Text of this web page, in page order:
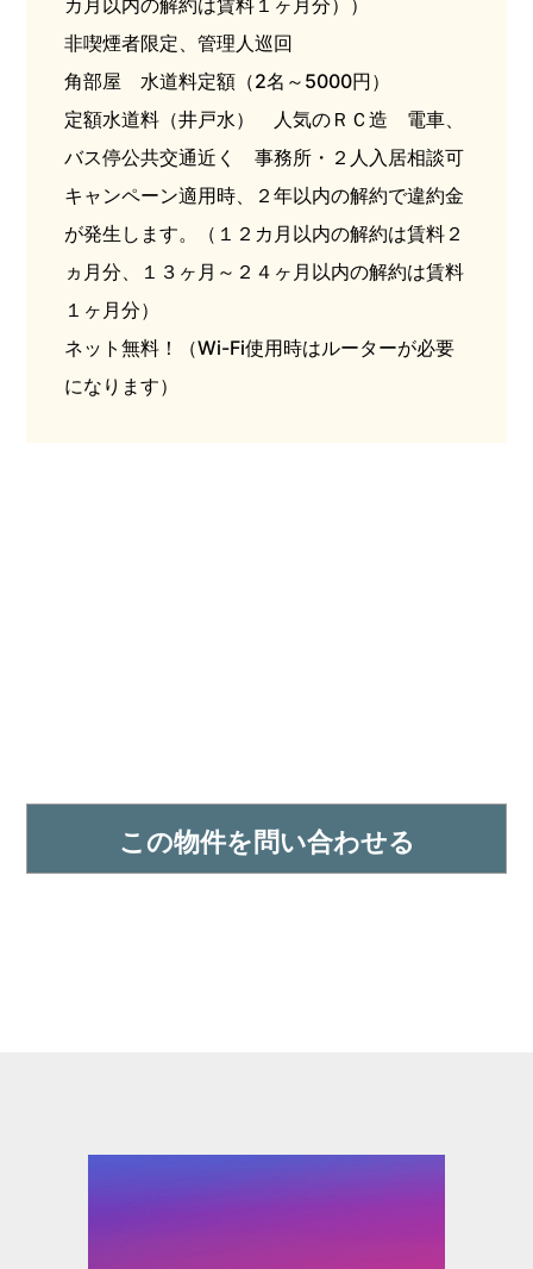
非喫煙者限定、管理人巡回
角部屋 水道料定額（2名～5000円）
定額水道料（井戸水） 人気のＲＣ造 電車、
バス停公共交通近く 事務所・２人入居相談可
キャンペーン適用時、２年以内の解約で違約金
が発生します。（１２カ月以内の解約は賃料２
ヵ月分、１３ヶ月～２４ヶ月以内の解約は賃料
１ヶ月分）
ネット無料！（Wi-Fi使用時はルーターが必要
になります）
この物件を問い合わせる